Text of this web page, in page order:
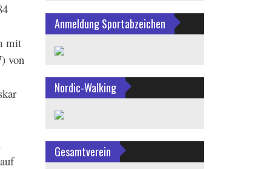
mit
von
Anmeldung Sportabzeichen
Nordic-Walking
Gesamtverein